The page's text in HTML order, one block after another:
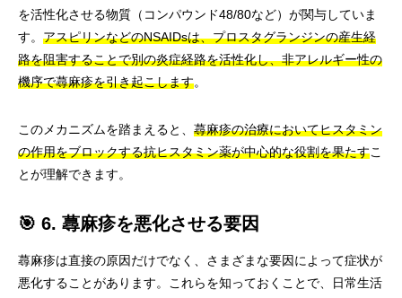
を活性化させる物質（コンパウンド48/80など）が関与していま
す。 アスピリンなどのNSAIDsは、プロスタグランジンの産生経
路を阻害することで別の炎症経路を活性化し、非アレルギー性の
機序で蕁麻疹を引き起こします。
このメカニズムを踏まえると、 蕁麻疹の治療においてヒスタミン
の作用をブロックする抗ヒスタミン薬が中心的な役割を果たすこ
とが理解できます。
🎯 6. 蕁麻疹を悪化させる要因
蕁麻疹は直接の原因だけでなく、さまざまな要因によって症状が
悪化することがあります。これらを知っておくことで、日常生活